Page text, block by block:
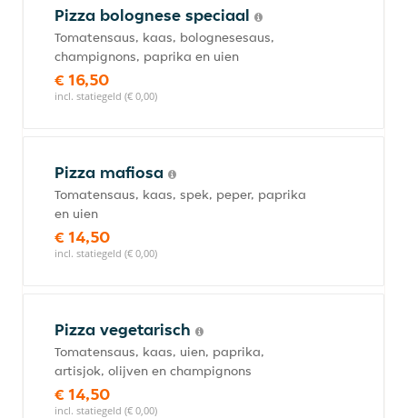
Pizza bolognese speciaal
Tomatensaus, kaas, bolognesesaus,
champignons, paprika en uien
€ 16,50
incl. statiegeld (€ 0,00)
Pizza mafiosa
Tomatensaus, kaas, spek, peper, paprika
en uien
€ 14,50
incl. statiegeld (€ 0,00)
Pizza vegetarisch
Tomatensaus, kaas, uien, paprika,
artisjok, olijven en champignons
€ 14,50
incl. statiegeld (€ 0,00)